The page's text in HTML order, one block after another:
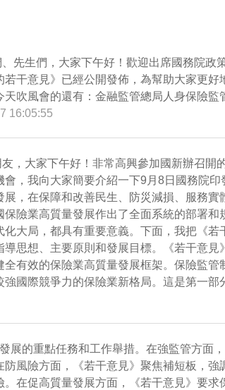
先生們，大家下午好！歡迎出席國務院政
干意見》已經公開發佈，為幫助大家更
吹風會的還有：金融監管總局人身保險
16:05:55
，大家下午好！非常高興參加國新辦召
，我向大家簡要介紹一下9月8日國務院
，在保障和改善民生、防災減損、服務
險業高質量發展作出了全面系統的部署
大局，都具有重要意義。下面，我把《
思想、主要原則和發展目標。《若干意
有效的保險業高質量發展框架。保險監
國際競爭力的保險業新格局。這是第一
展的重點任務和工作舉措。在強監管方面
風險方面，《若干意見》聚焦補短板，
在促高質量發展方面，《若干意見》要